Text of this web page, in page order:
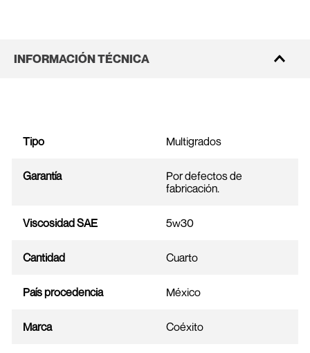
INFORMACIÓN TÉCNICA
Tipo Multigrados
Garantía
Por defectos de
fabricación.
Viscosidad SAE 5w30
Cantidad Cuarto
País procedencia México
Marca Coéxito